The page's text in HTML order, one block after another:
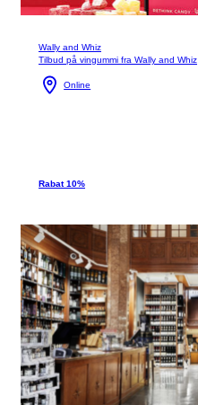
Wally and Whiz
Tilbud på vingummi fra Wally and Whiz
Online
Rabat 10%